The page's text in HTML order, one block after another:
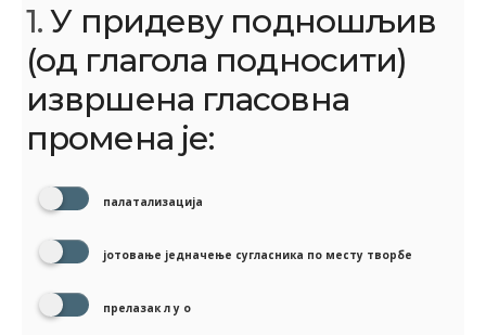
1.У придеву подношљив
(од глагола подносити)
извршена гласовна
промена је:
палатализација
јотовање једначење сугласника по месту творбе
прелазак л у о